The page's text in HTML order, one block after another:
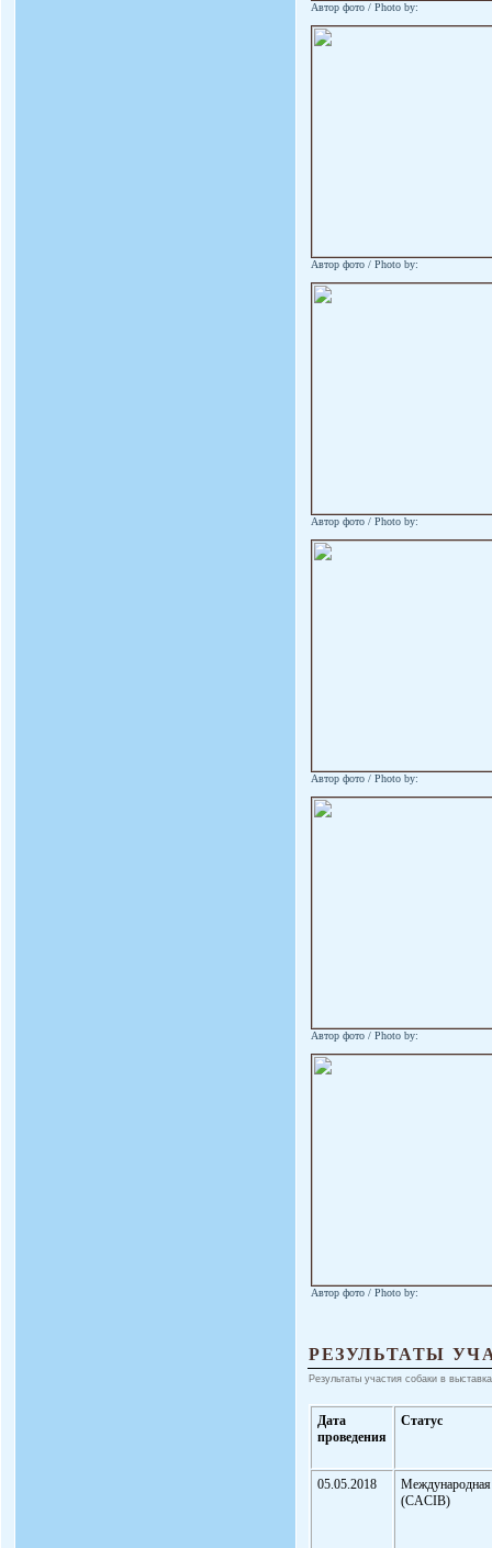
Автор фото / Photo by:
Автор фото / Photo by:
Автор фото / Photo by:
Автор фото / Photo by:
Автор фото / Photo by:
Автор фото / Photo by:
РЕЗУЛЬТАТЫ
Результаты участия собаки в
Дата
проведения
Статус
05.05.2018
Международная
(CACIB)